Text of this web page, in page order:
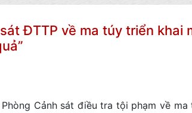
ĐTTP về ma túy triển khai
Cảnh sát điều tra tội phạm về